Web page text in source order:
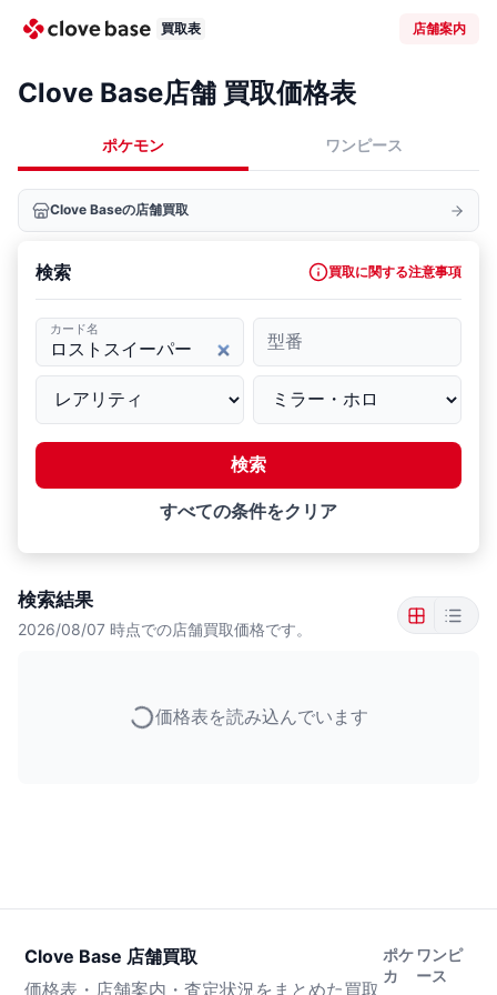
買取表 店舗案内
Clove Base店舗 買取価格表
ポケモン ワンピース
Clove Baseの店舗買取
検索 買取に関する注意事項
カード名
型番
検索
すべての条件をクリア
検索結果
2026/08/07 時点での店舗買取価格です。
価格表を読み込んでいます
Clove Base 店舗買取
価格表・店舗案内・査定状況をまとめた買取
ポケ
カ
ワンピ
ース